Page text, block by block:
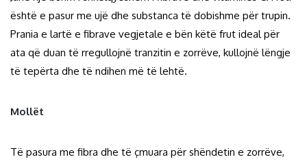
është e pasur me ujë dhe substanca të dobishme për trupin.
Prania e lartë e fibrave vegjetale e bën këtë frut ideal për
ata që duan të rregullojnë tranzitin e zorrëve, kullojnë lëngje
të tepërta dhe të ndihen më të lehtë.
Mollët
Të pasura me fibra dhe të çmuara për shëndetin e zorrëve,